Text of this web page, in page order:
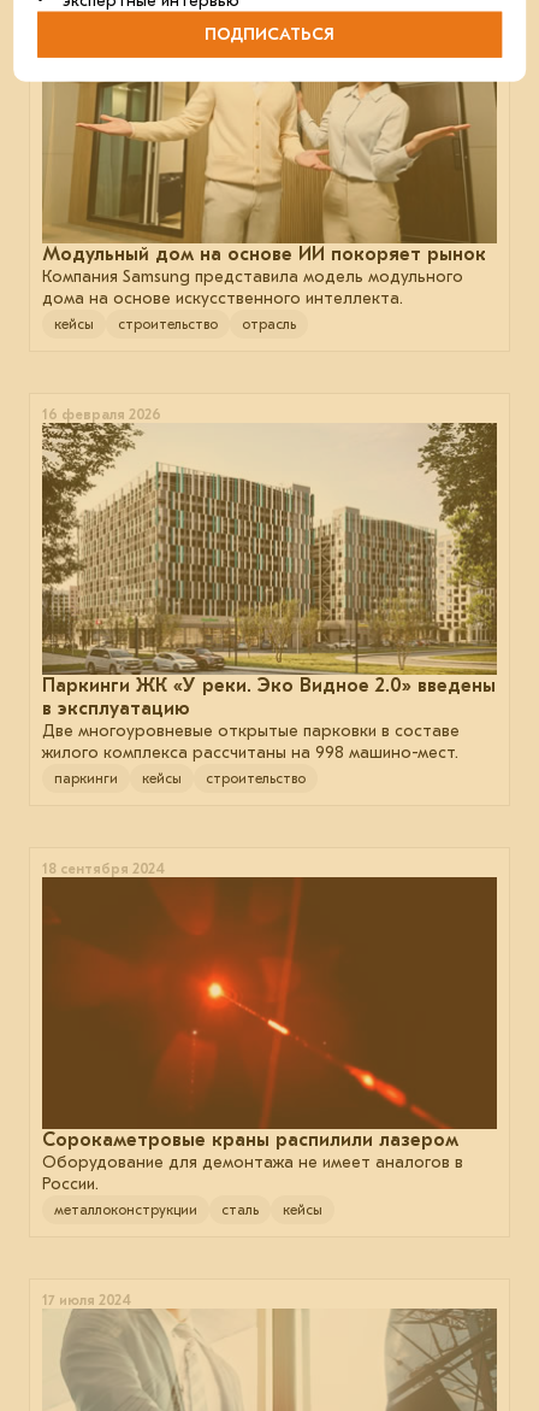
Модульный дом на основе ИИ покоряет рынок
Компания Samsung представила модель модульного
дома на основе искусственного интеллекта.
кейсы строительство отрасль
16 февраля 2026
Паркинги ЖК «У реки. Эко Видное 2.0» введены
в эксплуатацию
Две многоуровневые открытые парковки в составе
жилого комплекса рассчитаны на 998 машино-мест.
паркинги кейсы строительство
18 сентября 2024
Сорокаметровые краны распилили лазером
Оборудование для демонтажа не имеет аналогов в
России.
металлоконструкции сталь кейсы
17 июля 2024
ПОДПИСАТЬСЯ